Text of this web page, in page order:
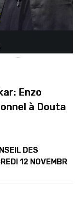
Enzo
à Douta
DES
12 NOVEMBRE